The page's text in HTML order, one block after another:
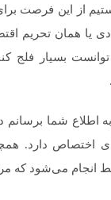
از این فرصت
یا همان تحریم
توانست بسیار فلج
اختصاص دارد.
انجام می‌شود که